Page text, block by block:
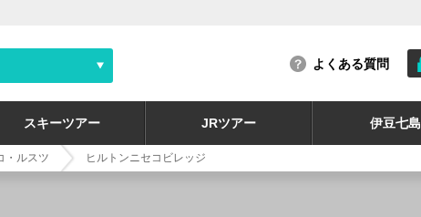
よくある質問
スキーツアー JRツアー 伊豆七島
・ルスツ ヒルトンニセコビレッジ